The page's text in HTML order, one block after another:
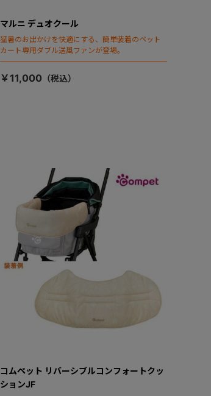
マルニ デュオクール
猛暑のお出かけを快適にする、簡単装着のペット
カート専用ダブル送風ファンが登場。
￥11,000
コムペット リバーシブルコンフォートクッ
ションJF